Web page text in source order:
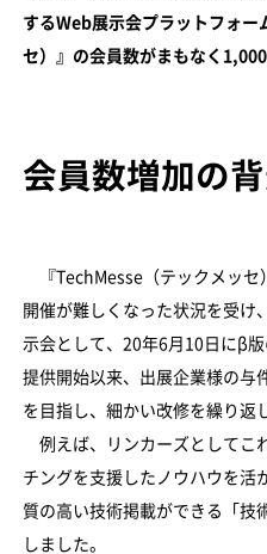
するWeb展示会プラットフォー
セ）』の会員数がまもなく
会員数増加の
『TechMesse（テックメッセ
開催が難しくなった状況を受け
示会として、20年6月10日にβ
提供開始以来、出展企業様の与
を目指し、細かい改修を繰り返
例えば、リンカーズとしてこ
チングを支援したノウハウを活
質の高い技術掲載ができる「技
しました。